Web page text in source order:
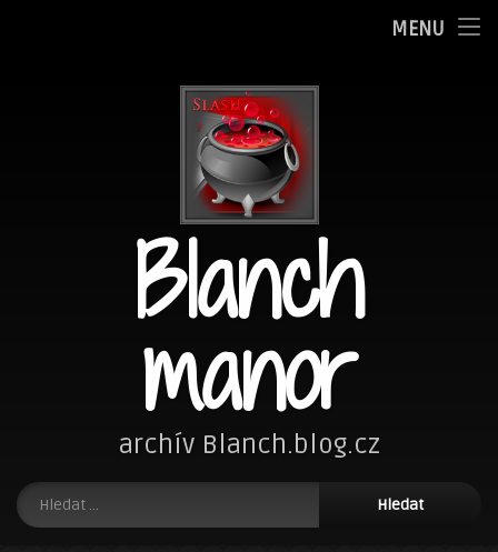
MENU
Návštěvní kniha
Blanch
manor
archív Blanch.blog.cz